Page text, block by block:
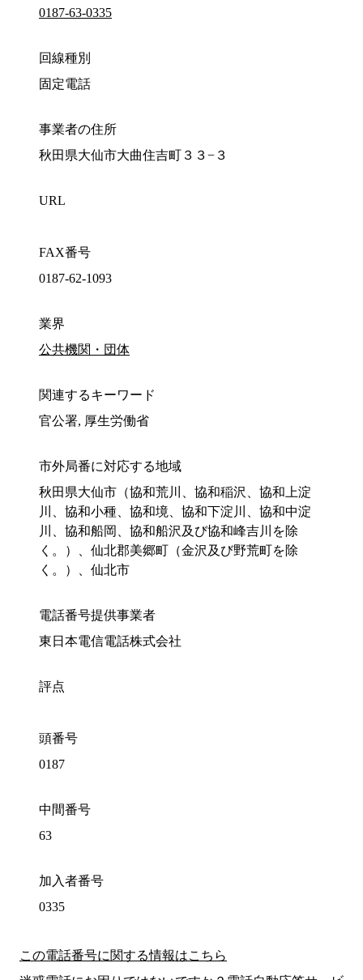
0187-63-0335
回線種別
固定電話
事業者の住所
秋田県大仙市大曲住吉町３３−３
URL
FAX番号
0187-62-1093
業界
公共機関・団体
関連するキーワード
官公署, 厚生労働省
市外局番に対応する地域
秋田県大仙市（協和荒川、協和稲沢、協和上淀
川、協和小種、協和境、協和下淀川、協和中淀
川、協和船岡、協和船沢及び協和峰吉川を除
く。）、仙北郡美郷町（金沢及び野荒町を除
く。）、仙北市
電話番号提供事業者
東日本電信電話株式会社
評点
頭番号
0187
中間番号
63
加入者番号
0335
この電話番号に関する情報はこちら